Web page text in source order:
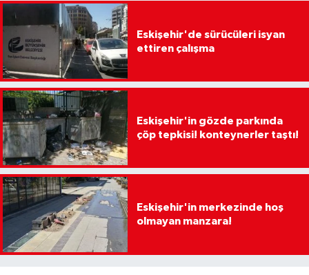
Eskişehir'de sürücüleri isyan
ettiren çalışma
Eskişehir'in gözde parkında
çöp tepkisi! konteynerler taştı!
Eskişehir'in merkezinde hoş
olmayan manzara!